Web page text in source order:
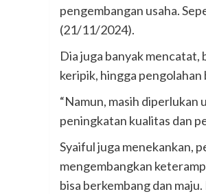
pengembangan usaha.
(21/11/2024).
Dia juga banyak
keripik, hingga pengolahan
“Namun, masih diperlukan
peningkatan kualitas dan
Syaiful juga menekankan,
mengembangkan
bisa berkembang dan